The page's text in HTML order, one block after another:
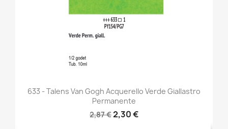
633 - Talens Van Gogh Acquerello Verde Giallastro
Permanente
2,87 €2,30 €